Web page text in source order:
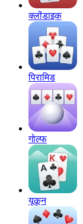
क्लोंडाइक
पिरामिड
गोल्फ
यूकून